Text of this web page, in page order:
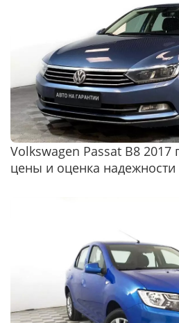
Volkswagen Passat B8 2017
цены и оценка надежности